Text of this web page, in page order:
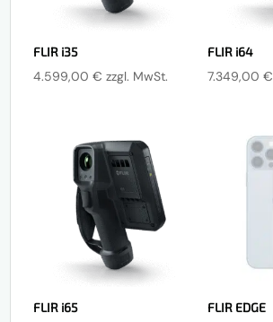
FLIR i35
4.599,00€ zzgl. MwSt.
FLIR i64
7.349,00€
FLIR i65 FLIR EDGE